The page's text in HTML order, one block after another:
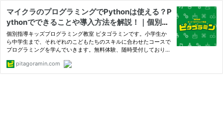
マイクラのプログラミングでPythonは使える？P
ythonでできることや導入方法を解説！｜個別指
導 キッズプログラミング教室
個別指導キッズプログラミング教室 ピタゴラミンです。小学生か
ら中学生まで、それぞれのこどもたちのスキルに合わせたコースで
プログラミングを学んでいきます。無料体験、随時受付しておりま
pitagoramin.com